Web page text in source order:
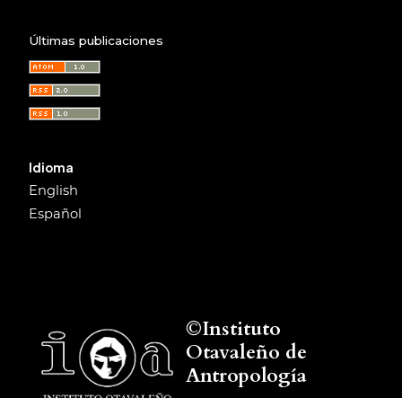
Últimas publicaciones
Idioma
English
Español
©Instituto
Otavaleño de
Antropología